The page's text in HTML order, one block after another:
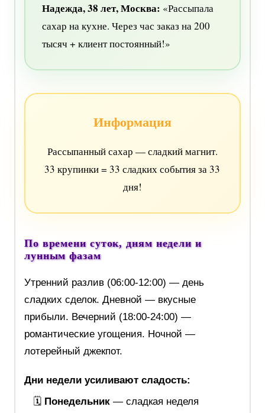
Надежда, 38 лет, Москва: «Рассыпала
сахар на кухне. Через час заказ на 200
тысяч + клиент постоянный!»
Информация
Рассыпанный сахар — сладкий магнит.
33 крупинки = 33 сладких события за 33
дня!
По времени суток, дням недели и
лунным фазам
Утренний разлив (06:00-12:00) — день
сладких сделок. Дневной — вкусные
прибыли. Вечерний (18:00-24:00) —
романтические угощения. Ночной —
лотерейный джекпот.
Дни недели усиливают сладость:
🗓 Понедельник— сладкая неделя